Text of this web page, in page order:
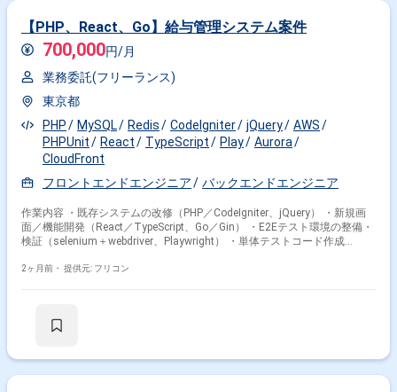
【PHP、React、Go】給与管理システム案件
700,000円/月
業務委託(フリーランス)
東京都
PHP
MySQL Redis CodeIgniter jQuery
AWS
PHPUnit
React TypeScript Play
Aurora
CloudFront
フロントエンドエンジニア
バックエンドエンジニア
作業内容 ・既存システムの改修（PHP／CodeIgniter、jQuery） ・新規画
面／機能開発（React／TypeScript、Go／Gin） ・E2Eテスト環境の整備・
検証（selenium＋webdriver、Playwright） ・単体テストコード作成
リス、Atomic Design）
2ヶ月前・ 提供元: フリコン